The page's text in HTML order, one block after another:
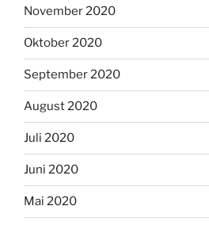
November 2020
Oktober 2020
September 2020
August 2020
Juli 2020
Juni 2020
Mai 2020